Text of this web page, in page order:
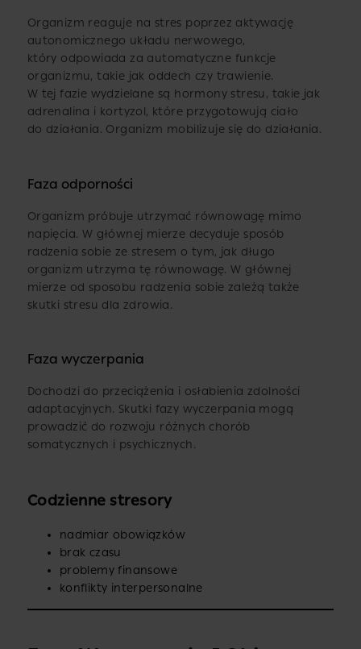
Organizm reaguje na stres poprzez aktywację
autonomicznego układu nerwowego,
który odpowiada za automatyczne funkcje
organizmu, takie jak oddech czy trawienie.
W tej fazie wydzielane są hormony stresu, takie jak
adrenalina i kortyzol, które przygotowują ciało
do działania. Organizm mobilizuje się do działania.
Faza odporności
Organizm próbuje utrzymać równowagę mimo
napięcia. W głównej mierze decyduje sposób
radzenia sobie ze stresem o tym, jak długo
organizm utrzyma tę równowagę. W głównej
mierze od sposobu radzenia sobie zależą także
skutki stresu dla zdrowia.
Faza wyczerpania
Dochodzi do przeciążenia i osłabienia zdolności
adaptacyjnych. Skutki fazy wyczerpania mogą
prowadzić do rozwoju różnych chorób
somatycznych i psychicznych.
Codzienne stresory
nadmiar obowiązków
brak czasu
problemy finansowe
konflikty interpersonalne